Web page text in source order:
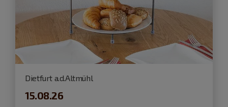
Dietfurt a.d.Altmühl
15.08.26